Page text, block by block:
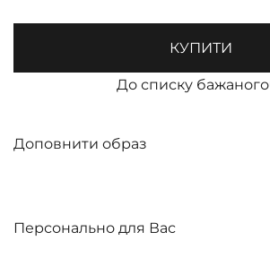
КУПИТИ
До списку бажаного
Доповнити образ
Персонально для Вас